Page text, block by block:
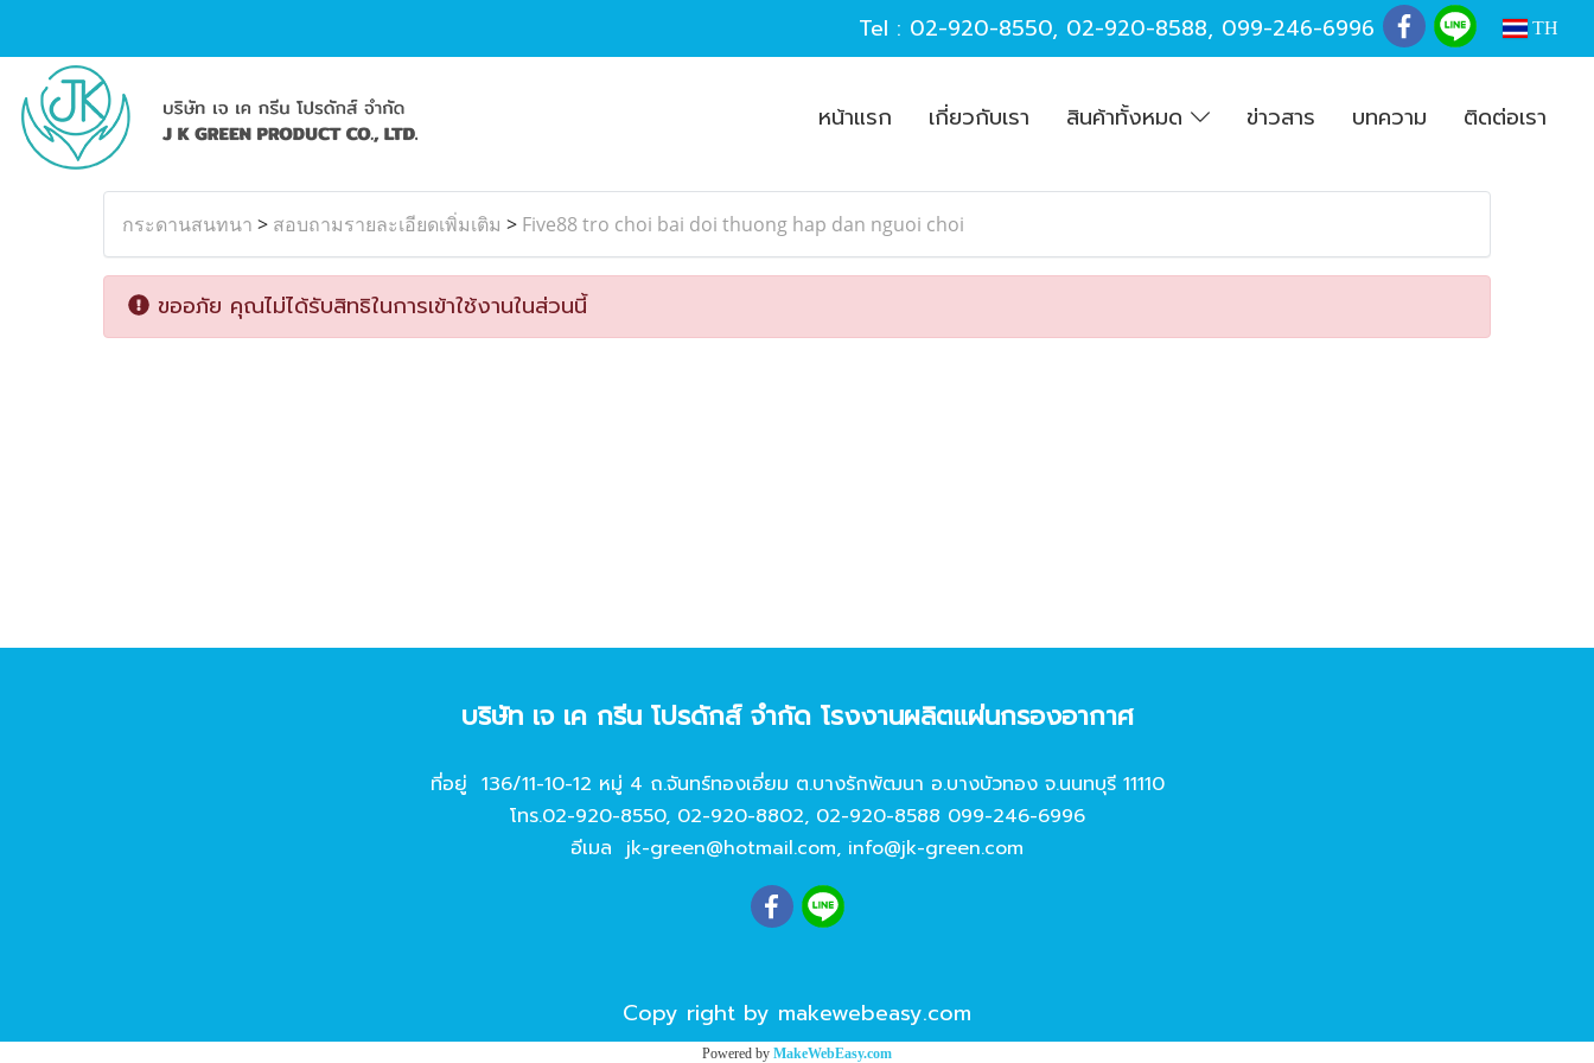
Tel : 02-920-8550, 02-920-8588, 099-246-6996 TH
หน้าแรก เกี่ยวกับเรา สินค้าทั้งหมด ข่าวสาร บทความ ติดต่อเรา
กระดานสนทนา > สอบถามรายละเอียดเพิ่มเติม > Five88 tro choi bai doi thuong hap dan nguoi choi
ขออภัย คุณไม่ได้รับสิทธิในการเข้าใช้งานในส่วนนี้
บริษัท เจ เค กรีน โปรดักส์ จํากัด โรงงานผลิตแผ่นกรองอากาศ
ที่อยู่ 136/11-10-12 หมู่ 4 ถ.จันทร์ทองเอี่ยม ต.บางรักพัฒนา อ.บางบัวทอง จ.นนทบุรี 11110
โทร.02-920-8550, 02-920-8802, 02-920-8588 099-246-6996
อีเมล jk-green@hotmail.com, info@jk-green.com
Copy right by makewebeasy.com
Powered by MakeWebEasy.com